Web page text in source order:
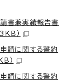
書兼実績報告書
）
請に関する誓約
）
請に関する誓約